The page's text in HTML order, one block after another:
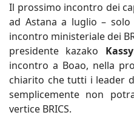
Il prossimo incontro dei
ad Astana a luglio –
incontro ministeriale dei
presidente kazako
incontro a Boao, nella
chiarito che tutti i leader
semplicemente non
vertice BRICS.